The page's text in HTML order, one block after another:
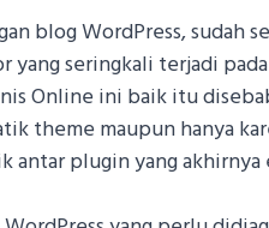
blog WordPress, sudah
yang seringkali terjadi
Online ini baik itu
theme maupun hanya
antar plugin yang akhirnya